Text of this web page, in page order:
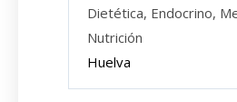
Dietética, Endocrino,
Nutrición
Huelva